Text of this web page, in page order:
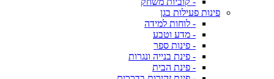
פינות פעילות בגן
- לוחות למידה
- מדע וטבע
- פינות ספר
- פינת בנייה ונגרות
- פינת הבית